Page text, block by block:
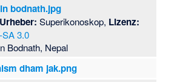
bodnath.jpg
Superikonoskop, Lizenz:
SA 3.0
Bodnath, Nepal
dham jak.png